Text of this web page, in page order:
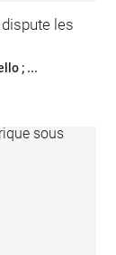
les
VINCIDOR Tommaso, attribué à ; Venusti, Marcello ; ...